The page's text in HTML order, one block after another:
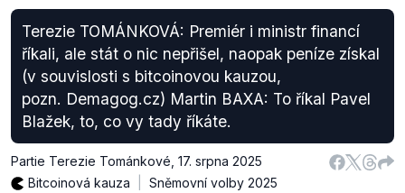
Terezie TOMÁNKOVÁ: Premiér i ministr financí
říkali, ale stát o nic nepřišel, naopak peníze získal
(v souvislosti s bitcoinovou kauzou,
pozn. Demagog.cz) Martin BAXA: To říkal Pavel
Blažek, to, co vy tady říkáte.
Partie Terezie Tománkové 17. srpna 2025
Bitcoinová kauza
Sněmovní volby 2025